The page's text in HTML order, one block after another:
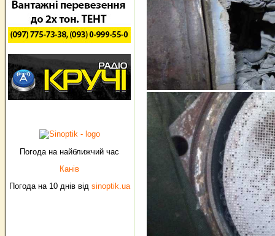
Погода на найближчий час
Канів
Погода на 10 днів від sinoptik.ua